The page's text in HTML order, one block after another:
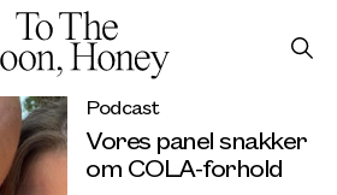
Podcast
Vores panel snakker
om COLA-forhold